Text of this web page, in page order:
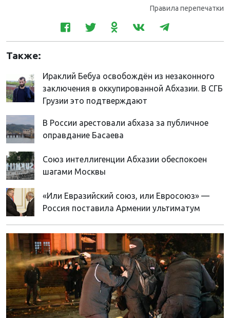
Правила перепечатки
Также:
Ираклий Бебуа освобождён из незаконного
заключения в оккупированной Абхазии. В СГБ
Грузии это подтверждают
В России арестовали абхаза за публичное
оправдание Басаева
Союз интеллигенции Абхазии обеспокоен
шагами Москвы
«Или Евразийский союз, или Евросоюз» —
Россия поставила Армении ультиматум